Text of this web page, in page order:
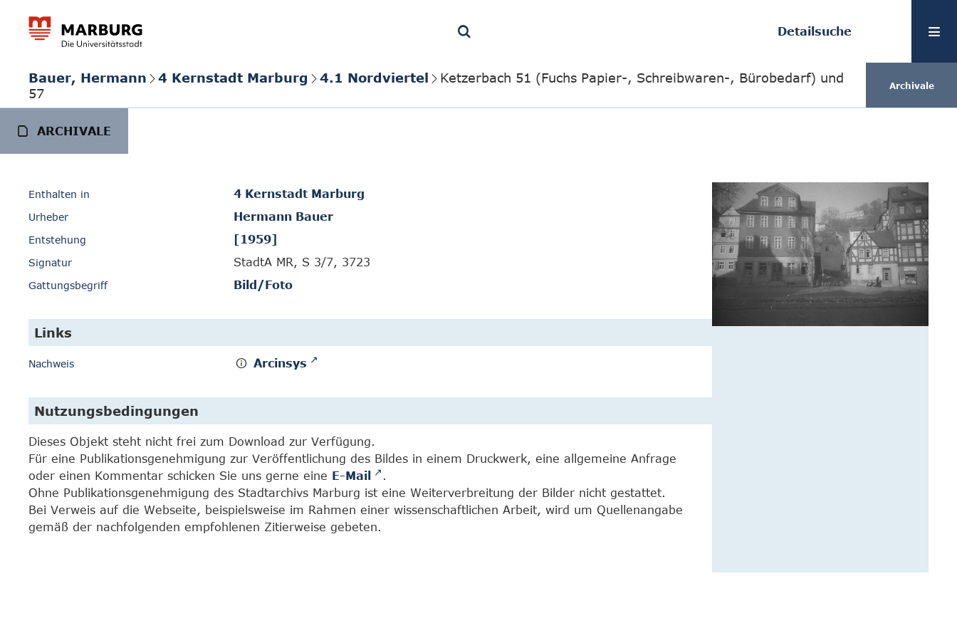
Detailsuche
Bauer, Hermann 4 Kernstadt Marburg 4.1 Nordviertel
Ketzerbach 51 (Fuchs Papier-, Schreibwaren-, Bürobedarf) und
57
Archivale
ARCHIVALE
Enthalten in 4 Kernstadt Marburg
Urheber Hermann Bauer
Entstehung [1959]
Signatur StadtA MR, S 3/7, 3723
Gattungsbegriff Bild/Foto
Links
Nachweis Arcinsys
Nutzungsbedingungen
Dieses Objekt steht nicht frei zum Download zur Verfügung.
Für eine Publikationsgenehmigung zur Veröffentlichung des Bildes in einem Druckwerk, eine allgemeine Anfrage
oder einen Kommentar schicken Sie uns gerne eine E-Mail
.
Ohne Publikationsgenehmigung des Stadtarchivs Marburg ist eine Weiterverbreitung der Bilder nicht gestattet.
Bei Verweis auf die Webseite, beispielsweise im Rahmen einer wissenschaftlichen Arbeit, wird um Quellenangabe
gemäß der nachfolgenden empfohlenen Zitierweise gebeten.